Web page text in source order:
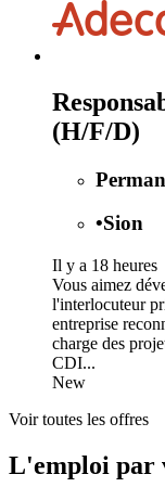
(H/F/D)
•Sion
Il y a 18 heures
Vous aimez
l'interlocuteur
entreprise
charge des
CDI...
New
Voir toutes les offres
L'emploi par